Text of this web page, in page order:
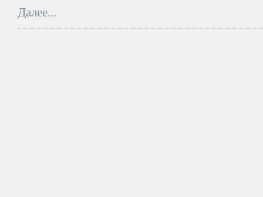
Далее...